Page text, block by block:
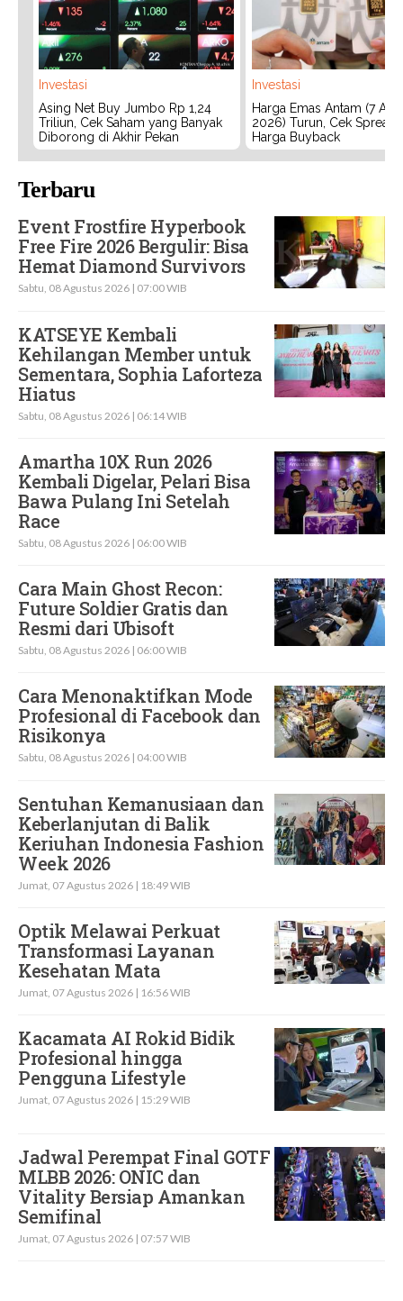
Investasi
Asing Net Buy Jumbo Rp 1,24
Triliun, Cek Saham yang Banyak
Diborong di Akhir Pekan
Investasi
Harga Emas Antam (7
2026) Turun, Cek Spread
Harga Buyback
Terbaru
Event Frostfire Hyperbook
Free Fire 2026 Bergulir: Bisa
Hemat Diamond Survivors
Sabtu, 08 Agustus 2026 | 07:00 WIB
KATSEYE Kembali
Kehilangan Member untuk
Sementara, Sophia Laforteza
Hiatus
Sabtu, 08 Agustus 2026 | 06:14 WIB
Amartha 10X Run 2026
Kembali Digelar, Pelari Bisa
Bawa Pulang Ini Setelah
Race
Sabtu, 08 Agustus 2026 | 06:00 WIB
Cara Main Ghost Recon:
Future Soldier Gratis dan
Resmi dari Ubisoft
Sabtu, 08 Agustus 2026 | 06:00 WIB
Cara Menonaktifkan Mode
Profesional di Facebook dan
Risikonya
Sabtu, 08 Agustus 2026 | 04:00 WIB
Sentuhan Kemanusiaan dan
Keberlanjutan di Balik
Keriuhan Indonesia Fashion
Week 2026
Jumat, 07 Agustus 2026 | 18:49 WIB
Optik Melawai Perkuat
Transformasi Layanan
Kesehatan Mata
Jumat, 07 Agustus 2026 | 16:56 WIB
Kacamata AI Rokid Bidik
Profesional hingga
Pengguna Lifestyle
Jumat, 07 Agustus 2026 | 15:29 WIB
Jadwal Perempat Final GOTF
MLBB 2026: ONIC dan
Vitality Bersiap Amankan
Semifinal
Jumat, 07 Agustus 2026 | 07:57 WIB